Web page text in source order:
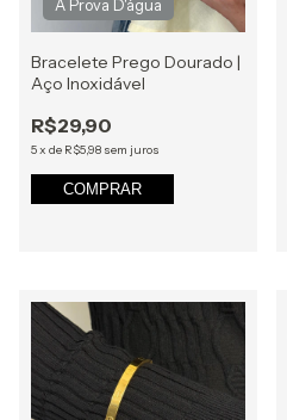
Bracelete Prego Dourado |
Aço Inoxidável
R$29,90
5x de R$5,98 sem juros
COMPRAR